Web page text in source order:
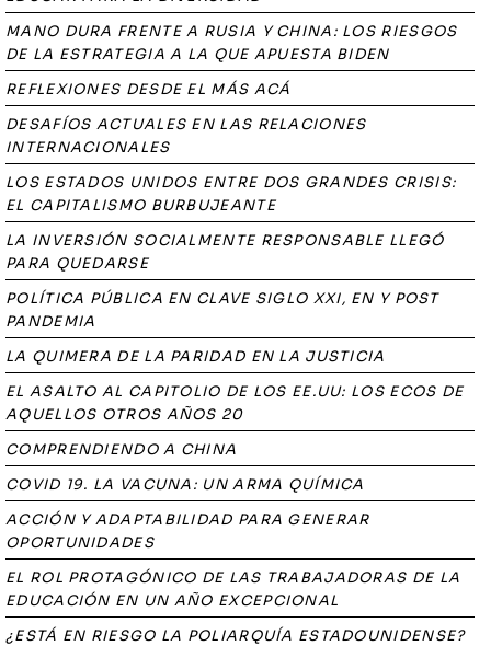
MANO DURA FRENTE A RUSIA Y CHINA: LOS RIESGOS
DE LA ESTRATEGIA A LA QUE APUESTA BIDEN
REFLEXIONES DESDE EL MÁS ACÁ
DESAFÍOS ACTUALES EN LAS RELACIONES
INTERNACIONALES
LOS ESTADOS UNIDOS ENTRE DOS GRANDES CRISIS:
EL CAPITALISMO BURBUJEANTE
LA INVERSIÓN SOCIALMENTE RESPONSABLE LLEGÓ
PARA QUEDARSE
POLÍTICA PÚBLICA EN CLAVE SIGLO XXI, EN Y POST
PANDEMIA
LA QUIMERA DE LA PARIDAD EN LA JUSTICIA
EL ASALTO AL CAPITOLIO DE LOS EE.UU: LOS ECOS DE
AQUELLOS OTROS AÑOS 20
COMPRENDIENDO A CHINA
COVID 19. LA VACUNA: UN ARMA QUÍMICA
ACCIÓN Y ADAPTABILIDAD PARA GENERAR
OPORTUNIDADES
EL ROL PROTAGÓNICO DE LAS TRABAJADORAS DE LA
EDUCACIÓN EN UN AÑO EXCEPCIONAL
¿ESTÁ EN RIESGO LA POLIARQUÍA ESTADOUNIDENSE?